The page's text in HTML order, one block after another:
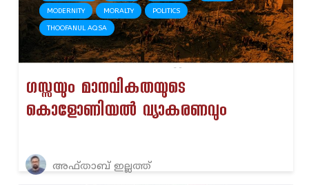
MODERNITY MORALTY POLITICS
THOOFANUL AQSA
ഗസ്സയും മാനവികതയുടെ
കൊളോണിയൽ വ്യാകരണവും
അഫ്താബ് ഇല്ലത്ത്